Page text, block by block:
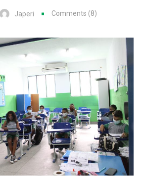
Japeri Comments (8)